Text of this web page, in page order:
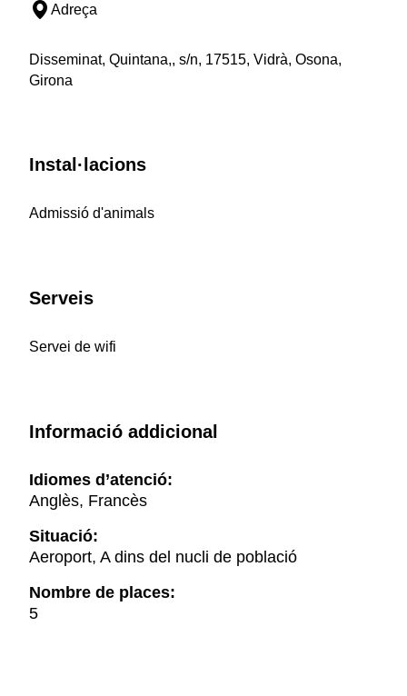
Adreça
Disseminat, Quintana,, s/n, 17515, Vidrà, Osona,
Girona
Instal·lacions
Admissió d'animals
Serveis
Servei de wifi
Informació addicional
Idiomes d’atenció:
Anglès, Francès
Situació:
Aeroport, A dins del nucli de població
Nombre de places:
5